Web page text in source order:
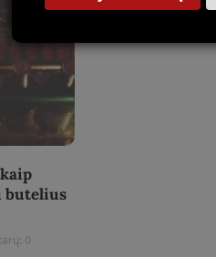
butelius
0